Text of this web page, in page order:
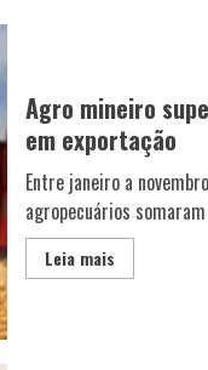
Agro mineiro
em exportação
Entre janeiro a
agropecuários
Leia mais